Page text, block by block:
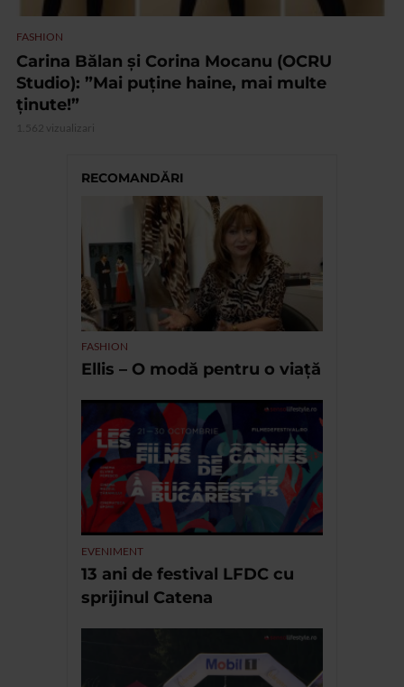
FASHION
Carina Bălan și Corina Mocanu (OCRU
Studio): ”Mai puține haine, mai multe
ținute!”
1.562 vizualizari
RECOMANDĂRI
FASHION
Ellis – O modă pentru o viață
EVENIMENT
13 ani de festival LFDC cu
sprijinul Catena